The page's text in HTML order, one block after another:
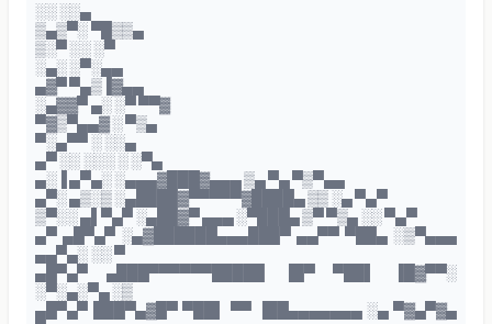
░░ ░░▄
▒▄▒▀░ ▀█▒▒▄
▒░▀ ░░ ░▀
░▄░ ░▀░▄▄
▄▓▀ ▀▄▒▐▓▄▄
░▄▓▓▀ ▄░ ░▀ ▀▀▓
▀▓▒▀▄▄▓ ░ ▀▒▄
▀░▄▀▀ ░ ░░▄
▄▀ ░░ ░░░ ░ ░▀▄
▄░▐ ▄▀▄░ ░▄▄▄▓███▓▄▄▄ ▒▄ ▀▄ ▀▒▀▄▄
▄▀░ ▄▒░▒ ░▄████▓▀▀▀▀▀▓████▄ ▒▒ ░▄ ▀▄▀
▒▀░░ ▄▌▀▄▀ ░▄██▓▀ ▄▄▄ ░▀███▄ ▒▀ ▀▒▄ ░░ ▀▄▀
▄▀ ▄█▀▄▀ ░▄▓██████▄▄▄███▀ ▄▄▀▀ ▀██▄ ░▒▀▄▄▄
▄▄▀▄░ ░░ ▀
▄█▀▄▀ ▄███▀▀▀▀▀▀█████ ▐█▀ ▀██▌ ▐█▓▀▀░
░▀░▄░▀▄ ░▒
▄█▀▄▀ ███▀▄▓█▀ ▀██▌ ▀▀ ▐██▄▄▄▄▄▄▄ ░▄ ▀▓▄▀▓▄